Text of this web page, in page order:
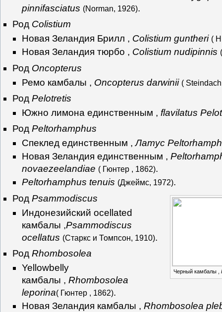
pinnifasciatus (Norman, 1926).
Род Colistium
Новая Зеландия Брилл , Colistium guntheri (
Новая Зеландия тюрбо , Colistium nudipinnis
Род Oncopterus
Ремо камбалы , Oncopterus darwinii (
РодPelotretis
Южно лимона единственным , flavilatus
РодPeltorhamphus
Спеклед единственным ,Латус
Новая Зеландия единственным ,
novaezeelandiae ( Гюнтер , 1862).
Peltorhamphus tenuis (Джеймс, 1972).
РодPsammodiscus
Черный камбалы ,
Индонезийский ocellated
камбалы ,Psammodiscus
ocellatus (Старкс и Томпсон, 1910).
РодRhombosolea
Yellowbelly
камбалы ,Rhombosolea
leporina( Гюнтер , 1862).
Новая Зеландия камбалы ,Rhombosolea